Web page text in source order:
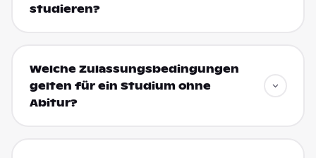
studieren?
Welche Zulassungsbedingungen
gelten für ein Studium ohne
Abitur?